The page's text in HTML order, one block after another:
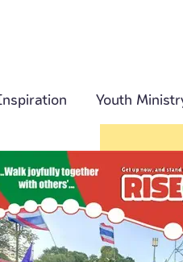
Youth